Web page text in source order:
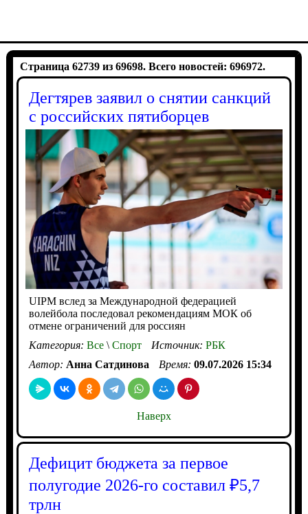
Страница 62739 из 69698. Всего новостей: 696972.
Дегтярев заявил о снятии санкций
с российских пятиборцев
UIPM вслед за Международной федерацией
волейбола последовал рекомендациям МОК об
отмене ограничений для россиян
Категория: Все\Спорт Источник: РБК
Автор: Анна Сатдинова Время: 09.07.2026 15:34
Наверх
Дефицит бюджета за первое
полугодие 2026-го составил ₽5,7
трлн